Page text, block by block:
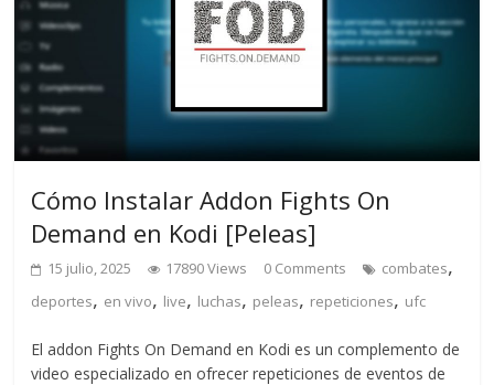
Cómo Instalar Addon Fights On
Demand en Kodi [Peleas]
15 julio, 2025 17890 Views 0 Comments combates,
deportes, en vivo, live, luchas, peleas, repeticiones, ufc
El addon Fights On Demand en Kodi es un complemento de
video especializado en ofrecer repeticiones de eventos de